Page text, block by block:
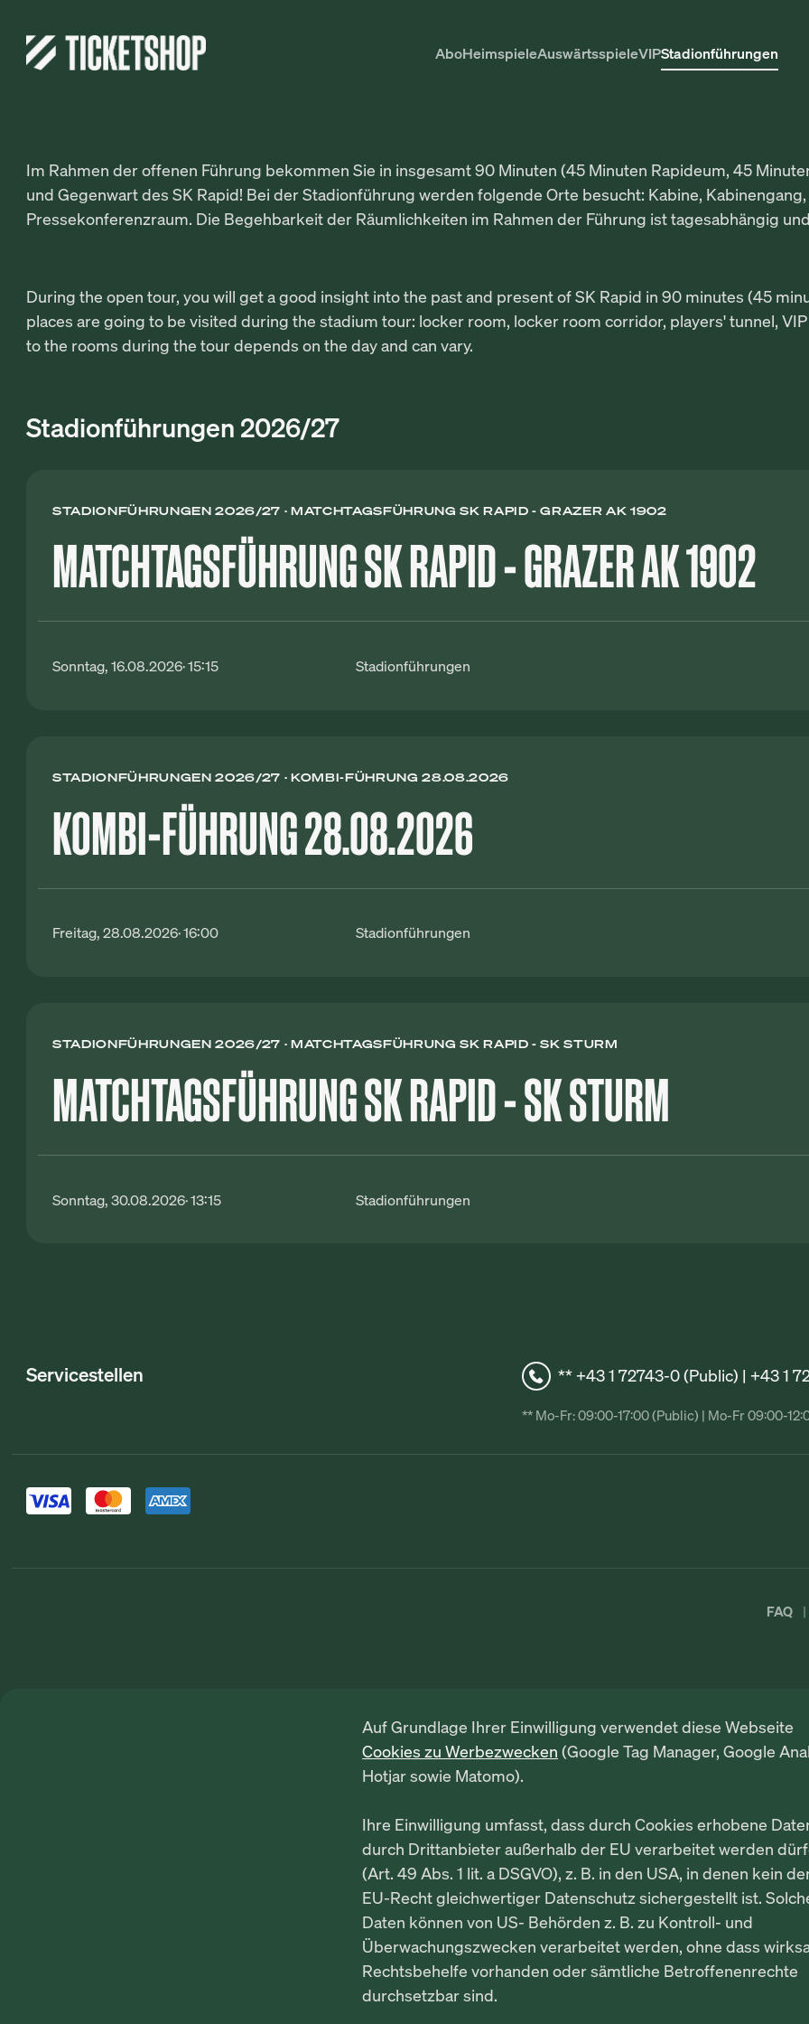
AboHeimspieleAuswärtsspieleVIPStadionführungen
Im Rahmen der offenen Führung bekommen Sie in insgesamt 90 Minuten (45 Minuten Rapideum, 45
und Gegenwart des SK Rapid! Bei der Stadionführung werden folgende Orte besucht: Kabine,
Pressekonferenzraum. Die Begehbarkeit der Räumlichkeiten im Rahmen der Führung ist tagesabhängig
During the open tour, you will get a good insight into the past and present of SK Rapid in 90 minutes (45
places are going to be visited during the stadium tour: locker room, locker room corridor, players' tunnel,
to the rooms during the tour depends on the day and can vary.
Stadionführungen 2026/27
STADIONFÜHRUNGEN 2026/27 MATCHTAGSFÜHRUNG SK RAPID - GRAZER AK 1902
MATCHTAGSFÜHRUNG SK RAPID - GRAZER AK 1902
Sonntag, 16.08.2026 15:15 Stadionführungen
STADIONFÜHRUNGEN 2026/27 KOMBI-FÜHRUNG 28.08.2026
KOMBI-FÜHRUNG 28.08.2026
Freitag, 28.08.2026 16:00 Stadionführungen
STADIONFÜHRUNGEN 2026/27 MATCHTAGSFÜHRUNG SK RAPID - SK STURM
MATCHTAGSFÜHRUNG SK RAPID - SK STURM
Sonntag, 30.08.2026 13:15 Stadionführungen
Servicestellen ** +43 1 72743-0 (Public) | +43 1
** Mo-Fr: 09:00-17:00 (Public) | Mo-Fr 09:00-
FAQ
Auf Grundlage Ihrer Einwilligung verwendet diese Webseite
Cookies zu Werbezwecken (Google Tag Manager, Google
Hotjar sowie Matomo).
Ihre Einwilligung umfasst, dass durch Cookies erhobene
durch Drittanbieter außerhalb der EU verarbeitet werden
(Art. 49 Abs. 1 lit. a DSGVO), z. B. in den USA, in denen kein
EU-Recht gleichwertiger Datenschutz sichergestellt ist.
Daten können von US- Behörden z. B. zu Kontroll- und
Überwachungszwecken verarbeitet werden, ohne dass
Rechtsbehelfe vorhanden oder sämtliche Betroffenenrechte
durchsetzbar sind.